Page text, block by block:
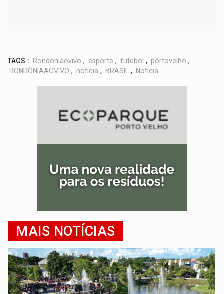
TAGS : Rondoniaovivo , esporte , futebol , portovelho ,
RONDÔNIAAOVIVO , notícia , BRASIL , Notícia
MAIS NOTÍCIAS